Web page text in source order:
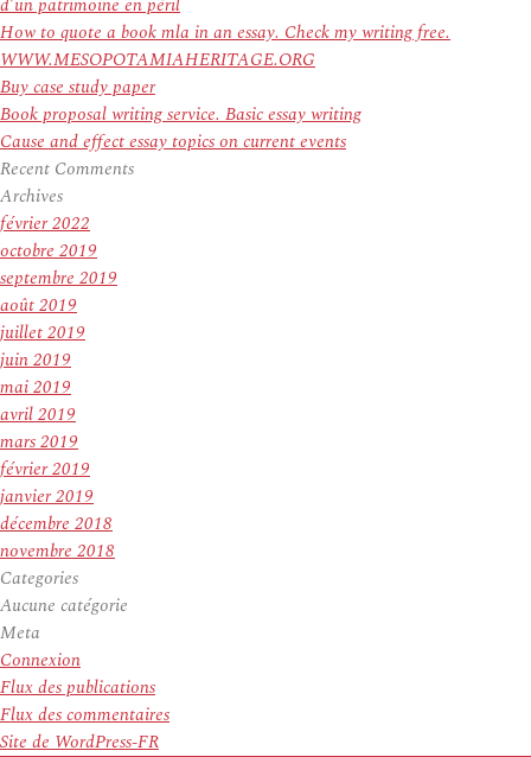
How to quote a book mla in an essay. Check my writing free.
WWW.MESOPOTAMIAHERITAGE.ORG
Buy case study paper
Book proposal writing service. Basic essay writing
Cause and effect essay topics on current events
Recent Comments
Archives
février 2022
octobre 2019
septembre 2019
août 2019
juillet 2019
juin 2019
mai 2019
avril 2019
mars 2019
février 2019
janvier 2019
décembre 2018
novembre 2018
Categories
Aucune catégorie
Meta
Connexion
Flux des publications
Flux des commentaires
Site de WordPress-FR